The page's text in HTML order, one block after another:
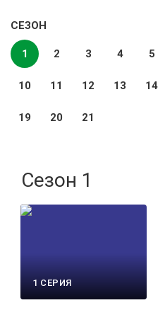
СЕЗОН
1 2 3 4 5
10 11 12 13 14
19 20 21
Сезон 1
1 СЕРИЯ